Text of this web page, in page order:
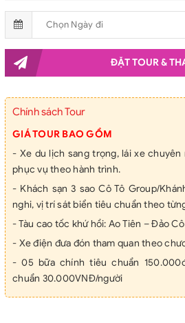
ĐẶT TOUR &
Chính sách Tour
GIÁ TOUR BAO GỒM
- Xe du lịch sang trọng, lái xe chuyên
phục vụ theo hành trình.
- Khách sạn 3 sao Cô Tô Group/
nghi, vị trí sát biển tiêu chuẩn theo
- Tàu cao tốc khứ hồi: Ao Tiên – Đảo Cô
- Xe điện đưa đón tham quan theo
- 05 bữa chính tiêu chuẩn
chuẩn 30.000VNĐ/người
- Hướng dẫn viên chuyên nghiệp